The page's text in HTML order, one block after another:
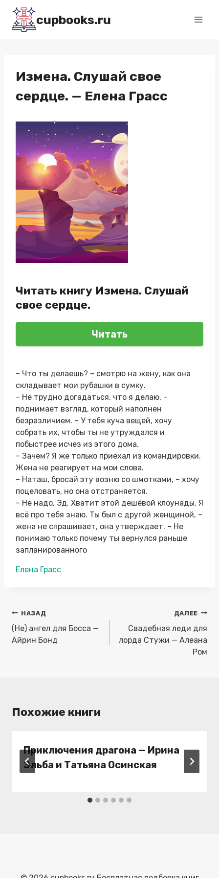
Перейти
содержимому
cupbooks.ru
Измена. Слушай свое
сердце. — Елена Грасс
Читать книгу Измена. Слушай
свое сердце.
Читать
– Что ты делаешь? – смотрю на жену, как она
складывает мои рубашки в сумку.
– Не трудно догадаться, что я делаю, –
поднимает взгляд, который наполнен
безразличием. – У тебя куча вещей, хочу
собрать их, чтобы ты не утруждался и
побыстрее исчез из этого дома.
– Зачем? Я же только приехал из командировки.
Жена не реагирует на мои слова.
– Наташ, бросай эту возню со шмотками, – хочу
поцеловать, но она отстраняется.
– Не надо, Эд. Хватит этой дешёвой клоунады. Я
всё про тебя знаю. Ты был с другой женщиной, –
жена не спрашивает, она утверждает. – Не
понимаю только почему ты вернулся раньше
запланированного
Метки
Елена Грасс
Навигация
по
записям
НАЗАД
(Не) ангел для Босса —
Айрин Бонд
ДАЛЕЕ
Свадебная леди для
лорда Стужи — Алеана
Ром
Похожие книги
Приключения драгона — Ирина
Эльба и Татьяна Осинская